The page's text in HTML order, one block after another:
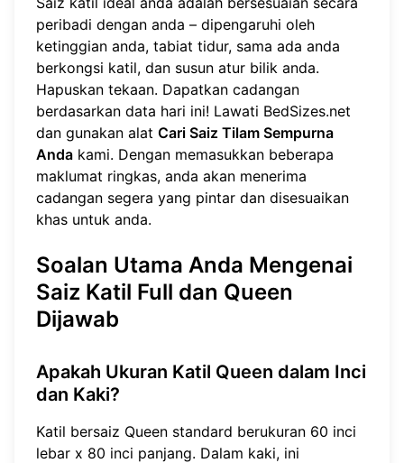
peribadi dengan anda – dipengaruhi oleh
ketinggian anda, tabiat tidur, sama ada anda
berkongsi katil, dan susun atur bilik anda.
Hapuskan tekaan. Dapatkan cadangan
berdasarkan data hari ini! Lawati BedSizes.net
dan gunakan alat Cari Saiz Tilam Sempurna
Anda kami. Dengan memasukkan beberapa
maklumat ringkas, anda akan menerima
cadangan segera yang pintar dan disesuaikan
khas untuk anda.
Soalan Utama Anda Mengenai
Saiz Katil Full dan Queen
Dijawab
Apakah Ukuran Katil Queen dalam Inci
dan Kaki?
Katil bersaiz Queen standard berukuran 60 inci
lebar x 80 inci panjang. Dalam kaki, ini